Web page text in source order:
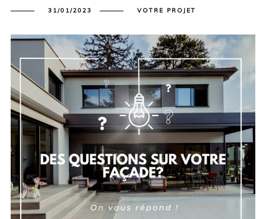
31/01/2023 VOTRE PROJET